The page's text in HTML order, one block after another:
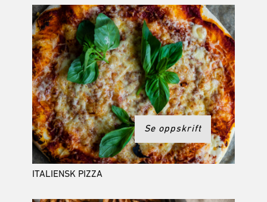
ITALIENSK PIZZA
Se oppskrift